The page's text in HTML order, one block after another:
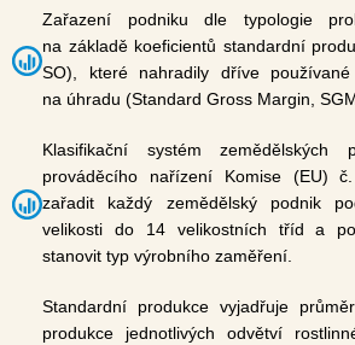
Zařazení podniku dle typologie
na základě koeficientů standardní
SO), které nahradily dříve
na úhradu (Standard Gross Margin,
Klasifikační systém zemědělských
prováděcího nařízení Komise (EU)
zařadit každý zemědělský podnik
velikosti do 14 velikostních tříd a
stanovit typ výrobního zaměření.
Standardní produkce vyjadřuje
produkce jednotlivých odvětví